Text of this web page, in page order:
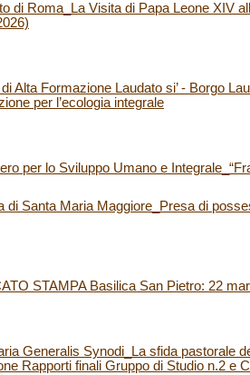
di Roma_La Visita di Papa Leone XIV
Alta Formazione Laudato si’ - Borgo
per l’ecologia integrale
per lo Sviluppo Umano e
di Santa Maria Maggiore_Presa di
STAMPA Basilica San Pietro: 22
Generalis Synodi_La sfida pastorale
Rapporti finali Gruppo di Studio n.2 e